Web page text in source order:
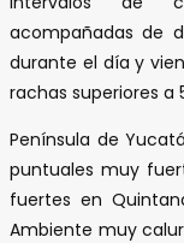
acompañadas de
durante el día y
rachas superiores a
Península de
puntuales muy
fuertes en
Ambiente muy